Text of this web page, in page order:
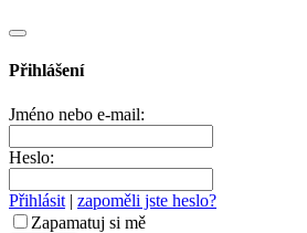
Přihlášení
Jméno nebo e-mail:
Heslo:
Přihlásit | zapoměli jste heslo?
Zapamatuj si mě